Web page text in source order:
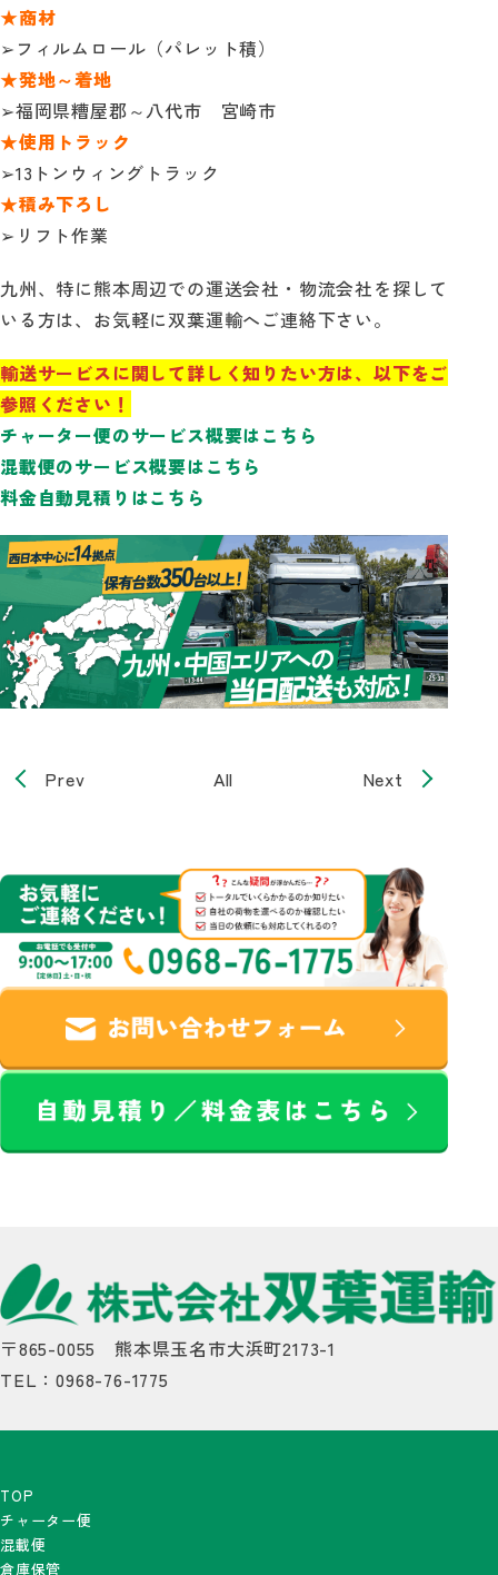
★商材
➢フィルムロール（パレット積）
★発地～着地
➢福岡県糟屋郡～八代市 宮崎市
★使用トラック
➢13トンウィングトラック
★積み下ろし
➢リフト作業
九州、特に熊本周辺での運送会社・物流会社を探して
いる方は、お気軽に双葉運輸へご連絡下さい。
輸送サービスに関して詳しく知りたい方は、以下をご
参照ください！
チャーター便のサービス概要はこちら
混載便のサービス概要はこちら
料金自動見積りはこちら
Prev All Next
〒865-0055 熊本県玉名市大浜町2173-1
TEL：0968-76-1775
TOP
チャーター便
混載便
倉庫保管